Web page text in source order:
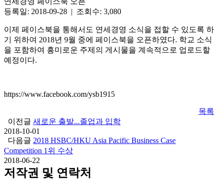
등록일: 2018-09-28 | 조회수: 3,080
이제 페이스북을 통해서도 연세경영 소식을 접할 수 있도록 하
기 위하여 2018년 9월 중에 페이스북을 오픈하였다. 학교 소식
을 포함하여 흥미로운 주제의 게시물을 계속적으로 업로드할
예정이다.
https://www.facebook.com/ysb1915
목록
이전글 새로운 출발...졸업과 입학
2018-10-01
다음글 2018 HSBC/HKU Asia Pacific Business Case
Competition 1위 수상
2018-06-22
저작권 및 연락처